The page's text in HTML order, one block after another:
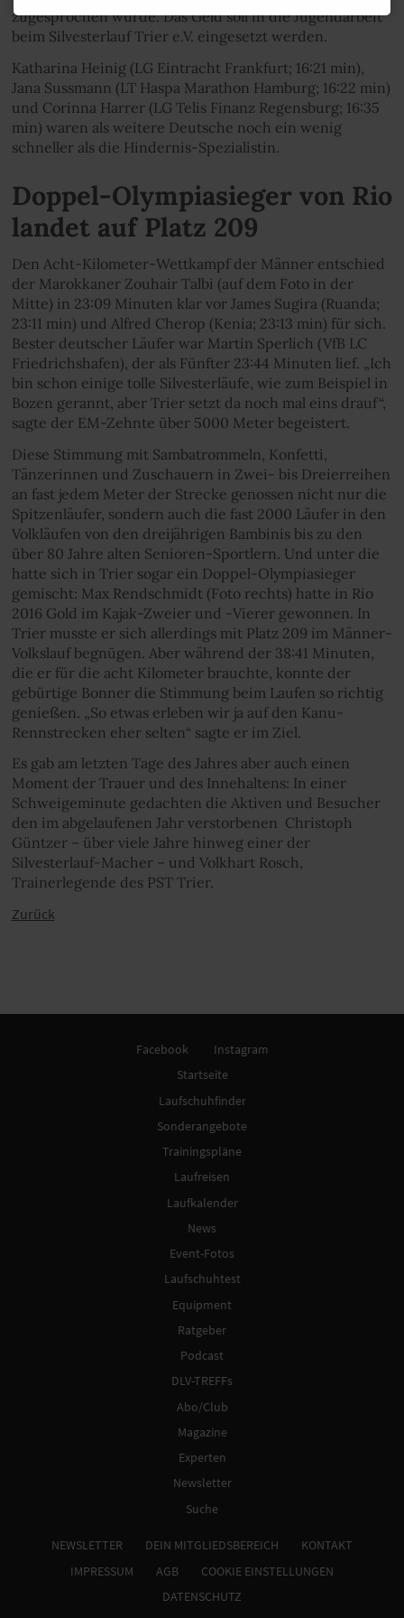
zugesprochen wurde. Das Geld soll in die Jugendarbeit
beim Silvesterlauf Trier e.V. eingesetzt werden.
Katharina Heinig (LG Eintracht Frankfurt; 16:21 min),
Jana Sussmann (LT Haspa Marathon Hamburg; 16:22 min)
und Corinna Harrer (LG Telis Finanz Regensburg; 16:35
min) waren als weitere Deutsche noch ein wenig
schneller als die Hindernis-Spezialistin.
Doppel-Olympiasieger von Rio
landet auf Platz 209
Den Acht-Kilometer-Wettkampf der Männer entschied
der Marokkaner Zouhair Talbi (auf dem Foto in der
Mitte) in 23:09 Minuten klar vor James Sugira (Ruanda;
23:11 min) und Alfred Cherop (Kenia; 23:13 min) für sich.
Bester deutscher Läufer war Martin Sperlich (VfB LC
Friedrichshafen), der als Fünfter 23:44 Minuten lief. „Ich
bin schon einige tolle Silvesterläufe, wie zum Beispiel in
Bozen gerannt, aber Trier setzt da noch mal eins drauf“,
sagte der EM-Zehnte über 5000 Meter begeistert.
Diese Stimmung mit Sambatrommeln, Konfetti,
Tänzerinnen und Zuschauern in Zwei- bis Dreierreihen
an fast jedem Meter der Strecke genossen nicht nur die
Spitzenläufer, sondern auch die fast 2000 Läufer in den
Volkläufen von den dreijährigen Bambinis bis zu den
über 80 Jahre alten Senioren-Sportlern. Und unter die
hatte sich in Trier sogar ein Doppel-Olympiasieger
gemischt: Max Rendschmidt (Foto rechts) hatte in Rio
2016 Gold im Kajak-Zweier und -Vierer gewonnen. In
Trier musste er sich allerdings mit Platz 209 im Männer-
Volkslauf begnügen. Aber während der 38:41 Minuten,
die er für die acht Kilometer brauchte, konnte der
gebürtige Bonner die Stimmung beim Laufen so richtig
genießen. „So etwas erleben wir ja auf den Kanu-
Rennstrecken eher selten“ sagte er im Ziel.
Es gab am letzten Tage des Jahres aber auch einen
Moment der Trauer und des Innehaltens: In einer
Schweigeminute gedachten die Aktiven und Besucher
den im abgelaufenen Jahr verstorbenen Christoph
Güntzer – über viele Jahre hinweg einer der
Silvesterlauf-Macher – und Volkhart Rosch,
Trainerlegende des PST Trier.
Zurück
Facebook
Instagram
Startseite
Laufschuhfinder
Sonderangebote
Trainingspläne
Laufreisen
Laufkalender
News
Event-Fotos
Laufschuhtest
Equipment
Ratgeber
Podcast
DLV-TREFFs
Abo/Club
Magazine
Experten
Newsletter
Suche
NEWSLETTER DEIN MITGLIEDSBEREICH
KONTAKT
IMPRESSUM
AGB
COOKIE EINSTELLUNGEN
DATENSCHUTZ